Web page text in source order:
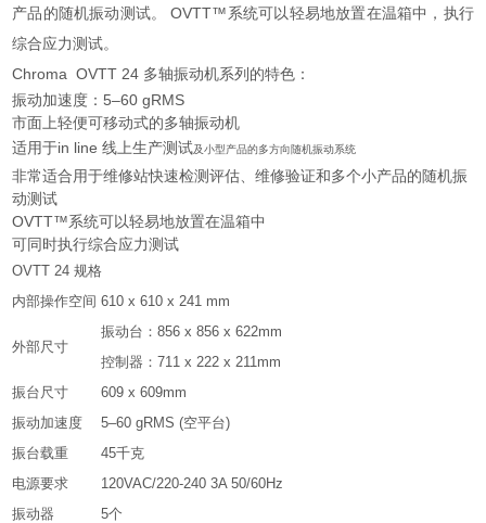
产品的随机振动测试。 OVTT™系统可以轻易地放置在温箱中，执行
综合应力测试。
Chroma OVTT 24 多轴振动机系列的特色：
振动加速度：5–60 gRMS
市面上轻便可移动式的多轴振动机
适用于in line 线上生产测试及小型产品的多方向随机振动系统
非常适合用于维修站快速检测评估、维修验证和多个小产品的随机振
动测试
OVTT™系统可以轻易地放置在温箱中
可同时执行综合应力测试
OVTT 24 规格
内部操作空间610 x 610 x 241 mm
外部尺寸
振动台：856 x 856 x 622mm
控制器：711 x 222 x 211mm
振台尺寸
609 x 609mm
振动加速度
5–60 gRMS (空平台)
振台载重
45千克
电源要求
120VAC/220-240 3A 50/60Hz
振动器
5个